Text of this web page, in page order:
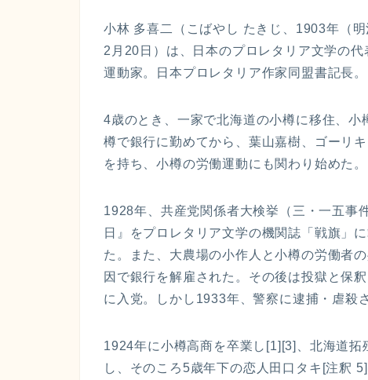
小林 多喜二（こばやし たきじ、1903年（
2月20日）は、日本のプロレタリア文学の
運動家。日本プロレタリア作家同盟書記長。
4歳のとき、一家で北海道の小樽に移住、
樽で銀行に勤めてから、葉山嘉樹、ゴーリ
を持ち、小樽の労働運動にも関わり始めた。
1928年、共産党関係者大検挙（三・一五事
日』をプロレタリア文学の機関誌「戦旗」
た。また、大農場の小作人と小樽の労働者
因で銀行を解雇された。その後は投獄と保
に入党。しかし1933年、警察に逮捕・虐殺
1924年に小樽高商を卒業し[1][3]、北海道
し、そのころ5歳年下の恋人田口タキ[注釈